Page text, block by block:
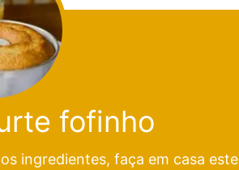
fofinho
ingredientes, faça em casa este